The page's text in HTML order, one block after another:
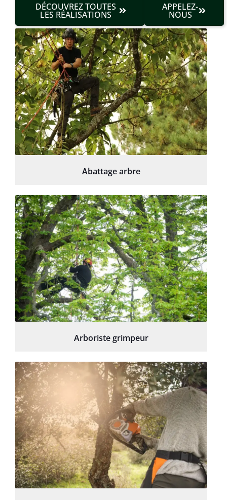
DÉCOUVREZ TOUTES
LES RÉALISATIONS
APPELEZ-
NOUS
Abattage arbre
Arboriste grimpeur